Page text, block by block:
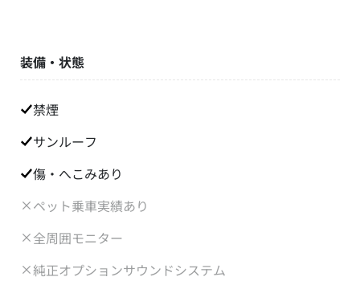
装備・状態
禁煙
サンルーフ
傷・へこみあり
ペット乗車実績あり
全周囲モニター
純正オプションサウンドシステム